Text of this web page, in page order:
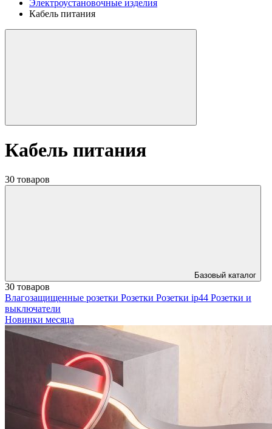
Электроустановочные изделия
Кабель питания
Кабель питания
30 товаров
Базовый каталог
30 товаров
Влагозащищенные розетки Розетки Розетки ip44 Розетки и
выключатели
Новинки месяца